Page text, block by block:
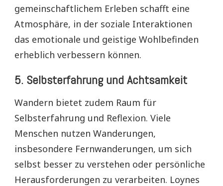
gemeinschaftlichem Erleben schafft eine
Atmosphäre, in der soziale Interaktionen
das emotionale und geistige Wohlbefinden
erheblich verbessern können.
5. Selbsterfahrung und Achtsamkeit
Wandern bietet zudem Raum für
Selbsterfahrung und Reflexion. Viele
Menschen nutzen Wanderungen,
insbesondere Fernwanderungen, um sich
selbst besser zu verstehen oder persönliche
Herausforderungen zu verarbeiten. Loynes